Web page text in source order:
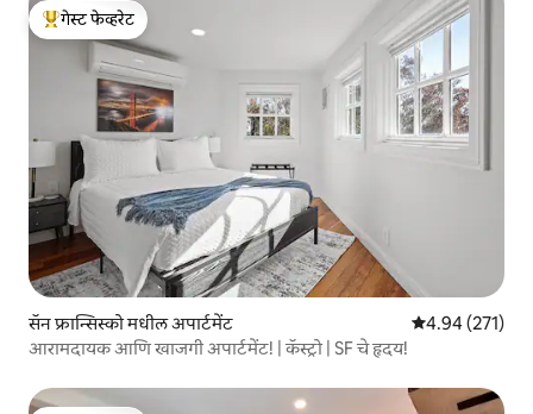
टॉप गेस्ट फेव्हरेट
गेस्ट फेव्हरेट
सॅन फ्रान्सिस्को मधील अपार्टमेंट 5 पैकी 4.94
4.94 (271)
आरामदायक आणि खाजगी अपार्टमेंट! | कॅस्ट्रो | SF चे हृदय!